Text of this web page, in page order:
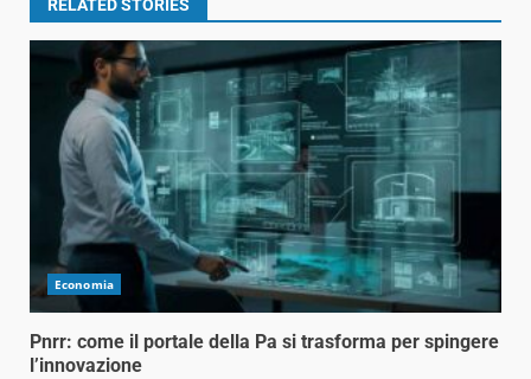
RELATED STORIES
Economia
Pnrr: come il portale della Pa si trasforma per spingere
l’innovazione